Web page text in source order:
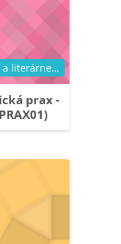
prax -
Ústav maďarskej jazykovedy a literárnej vedy